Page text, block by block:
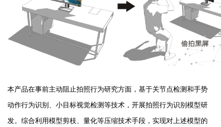
本产品在事前主动阻止拍照行为研究方面，基于关节点检测和手势
动作行为识别、小目标视觉检测等技术，开展拍照行为识别模型研
发。综合利用模型剪枝、量化等压缩技术手段，实现对上述模型的